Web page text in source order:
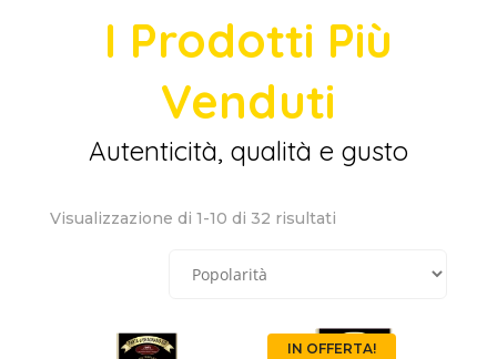
I Prodotti Più
Venduti
Autenticità, qualità e gusto
Visualizzazione di 1-10 di 32 risultatiPopolarità
IN OFFERTA!